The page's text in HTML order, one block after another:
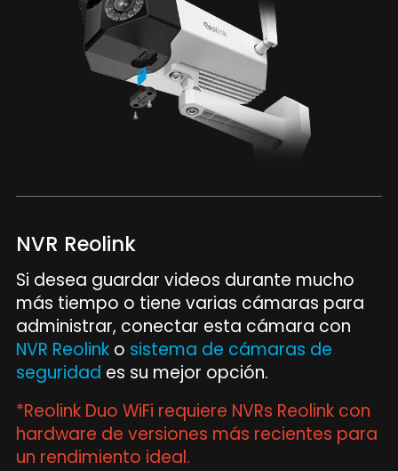
NVR Reolink
Si desea guardar videos durante mucho
más tiempo o tiene varias cámaras para
administrar, conectar esta cámara con
NVR Reolinko sistema de cámaras de
seguridad es su mejor opción.
*Reolink Duo WiFi requiere NVRs Reolink con
hardware de versiones más recientes para
un rendimiento ideal.